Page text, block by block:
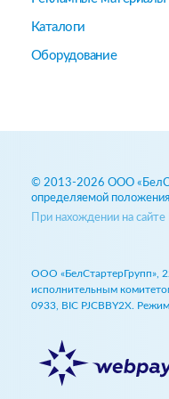
Каталоги
Оборудование
© 2013-2026 ООО
определяемой
При нахождении на
ООО «БелСтартерГрупп»,
исполнительным
0933, BIC PJCBBY2X.